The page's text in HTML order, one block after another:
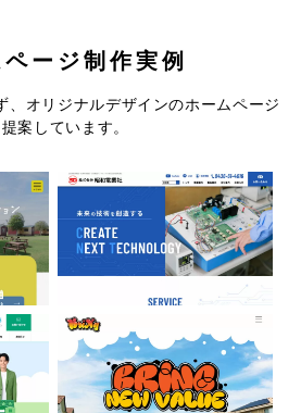
ージ制作実例
、オリジナルデザインのホームページ
案しています。
株式会社Bring
森川建設株式会社